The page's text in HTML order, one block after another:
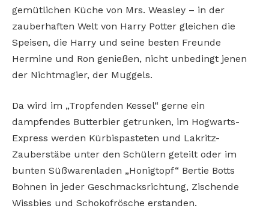
gemütlichen Küche von Mrs. Weasley – in der
zauberhaften Welt von Harry Potter gleichen die
Speisen, die Harry und seine besten Freunde
Hermine und Ron genießen, nicht unbedingt jenen
der Nichtmagier, der Muggels.
Da wird im „Tropfenden Kessel“ gerne ein
dampfendes Butterbier getrunken, im Hogwarts-
Express werden Kürbispasteten und Lakritz-
Zauberstäbe unter den Schülern geteilt oder im
bunten Süßwarenladen „Honigtopf“ Bertie Botts
Bohnen in jeder Geschmacksrichtung, Zischende
Wissbies und Schokofrösche erstanden.